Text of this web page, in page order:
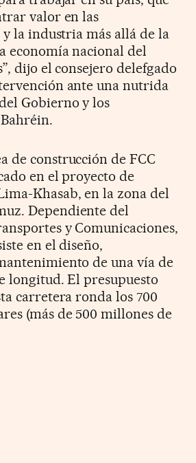
valor en las
la industria más allá de la
economía nacional del
dijo el consejero delefgado
ante una nutrida
Gobierno y los
de construcción de FCC
en el proyecto de
Khasab, en la zona del
Dependiente del
y Comunicaciones,
en el diseño,
de una vía de
longitud. El presupuesto
carretera ronda los 700
(más de 500 millones de